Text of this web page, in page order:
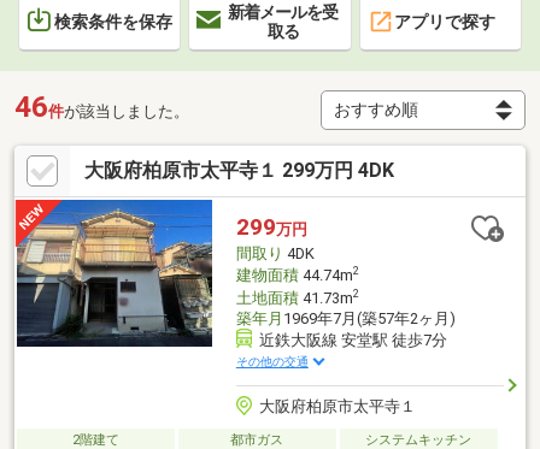
検索条件を保存
新着メールを受
取る
アプリで探す
46件が該当しました。
大阪府柏原市太平寺１ 299万円 4DK
299万円
間取り 4DK
建物面積44.74m2
土地面積41.73m2
築年月 1969年7月(築57年2ヶ月)
近鉄大阪線 安堂駅 徒歩7分
その他の交通
大阪府柏原市太平寺１
2階建て 都市ガス
システムキッチン